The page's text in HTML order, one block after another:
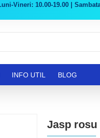
Vineri: 10.00-19.00 | Sambata:
INFO UTIL BLOG
Jasp